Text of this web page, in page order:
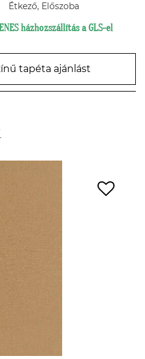
Étkező, Előszoba
házhozszállítás a GLS-el
tapéta ajánlást